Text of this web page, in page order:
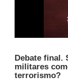
Debate final.
militares
terrorismo?